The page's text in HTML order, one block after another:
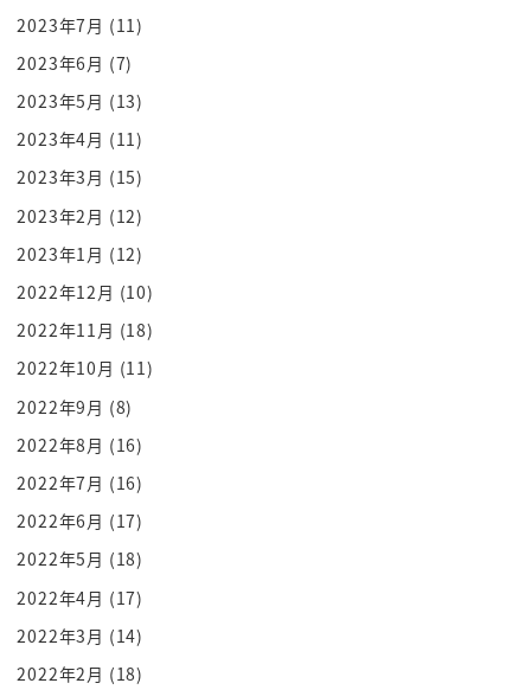
産業庭園症という人が1978年にそこで出たんですっ
て
そこを元にして作られたの円楽一門会展はできてる
らしい
できました我々世代でも知っているカリスマ落語家
と言えば食べ方んでしょ
この人も
出るんですよ業界なんでかこの事件と関係関係があ
るんですね
この三遊亭編集書が出たあとねこの子3章はまだ
会場なんですけどこの子最小が出たと音もが分裂の
危機を起こしてしまったわけです
から
うわぁじゃあこれと大量にこのなんだろう昇進させ
るっていうのもいろいろ大変なん
問題が起きたとなるシステム会社でしょじゃあなん
か人でなんかこういいと思って ur
作ろう
っとしうちになっていいかどうかっていうね指標の
実演を行ってそれでアーチいいん
2023年7月 (11)
2023年6月 (7)
2023年5月 (13)
2023年4月 (11)
2023年3月 (15)
2023年2月 (12)
2023年1月 (12)
2022年12月 (10)
2022年11月 (18)
2022年10月 (11)
2022年9月 (8)
2022年8月 (16)
2022年7月 (16)
2022年6月 (17)
2022年5月 (18)
2022年4月 (17)
2022年3月 (14)
2022年2月 (18)